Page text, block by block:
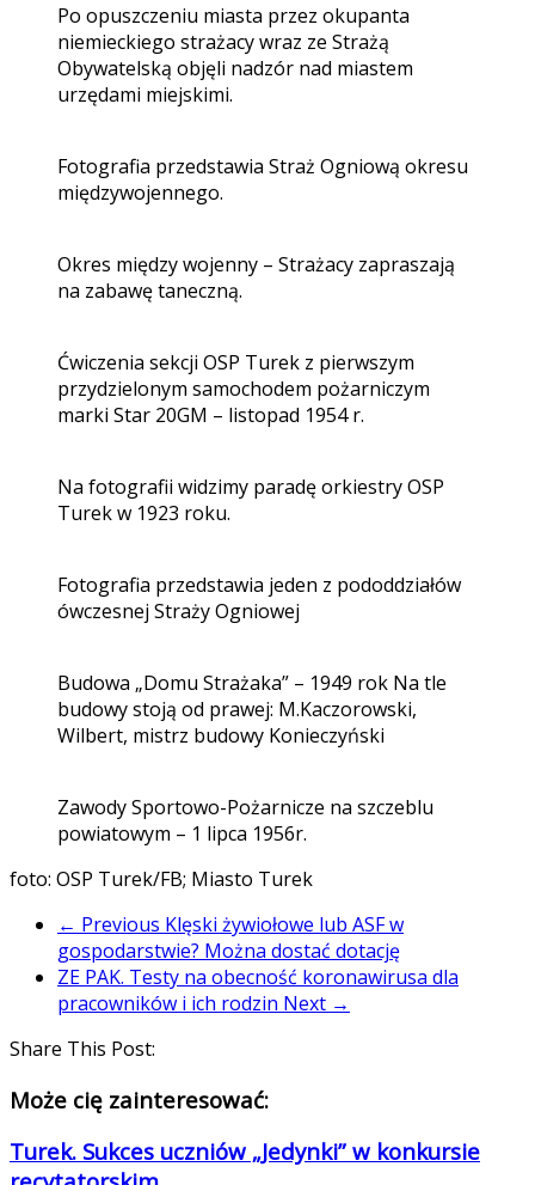
Po opuszczeniu miasta przez okupanta
niemieckiego strażacy wraz ze Strażą
Obywatelską objęli nadzór nad miastem
urzędami miejskimi.
Fotografia przedstawia Straż Ogniową okresu
międzywojennego.
Okres między wojenny – Strażacy zapraszają
na zabawę taneczną.
Ćwiczenia sekcji OSP Turek z pierwszym
przydzielonym samochodem pożarniczym
marki Star 20GM – listopad 1954 r.
Na fotografii widzimy paradę orkiestry OSP
Turek w 1923 roku.
Fotografia przedstawia jeden z pododdziałów
ówczesnej Straży Ogniowej
Budowa „Domu Strażaka” – 1949 rok Na tle
budowy stoją od prawej: M.Kaczorowski,
Wilbert, mistrz budowy Konieczyński
Zawody Sportowo-Pożarnicze na szczeblu
powiatowym – 1 lipca 1956r.
foto: OSP Turek/FB; Miasto Turek
← Previous Klęski żywiołowe lub ASF w
gospodarstwie? Można dostać dotację
ZE PAK. Testy na obecność koronawirusa dla
pracowników i ich rodzin Next →
Share This Post:
Może cię zainteresować:
Turek. Sukces uczniów „Jedynki” w konkursie